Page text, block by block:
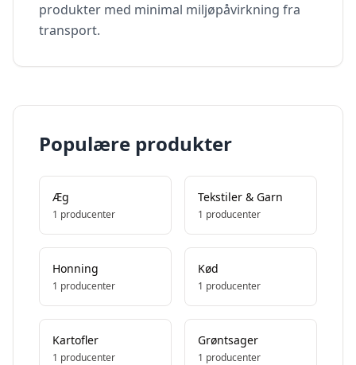
produkter med minimal miljøpåvirkning fra
transport.
Populære produkter
Æg
1 producenter
Tekstiler & Garn
1 producenter
Honning
1 producenter
Kød
1 producenter
Kartofler
1 producenter
Grøntsager
1 producenter